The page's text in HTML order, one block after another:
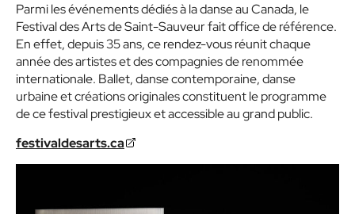
Parmi les événements dédiés à la danse au Canada, le
Festival des Arts de Saint-Sauveur fait office de référence.
En effet, depuis 35 ans, ce rendez-vous réunit chaque
année des artistes et des compagnies de renommée
internationale. Ballet, danse contemporaine, danse
urbaine et créations originales constituent le programme
de ce festival prestigieux et accessible au grand public.
festivaldesarts.ca